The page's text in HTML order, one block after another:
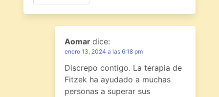
Aomar dice:
enero 13, 2024 a las 6:18 pm
Discrepo contigo. La terapia de
Fitzek ha ayudado a muchas
personas a superar sus